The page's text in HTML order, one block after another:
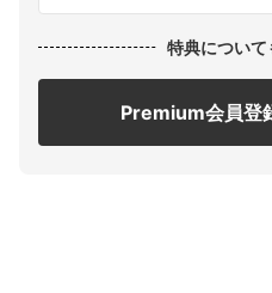
特典について
Premium会員登